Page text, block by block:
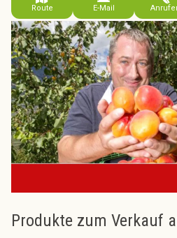
Route E-Mail
Produkte zum Verkauf